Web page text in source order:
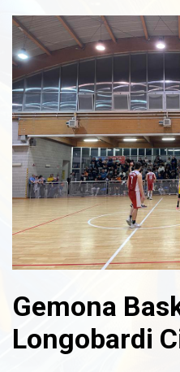
Gemona
Longobardi